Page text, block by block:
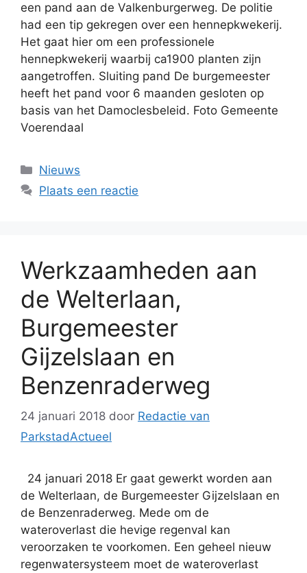
een pand aan de Valkenburgerweg. De politie
had een tip gekregen over een hennepkwekerij.
Het gaat hier om een professionele
hennepkwekerij waarbij ca1900 planten zijn
aangetroffen. Sluiting pand De burgemeester
heeft het pand voor 6 maanden gesloten op
basis van het Damoclesbeleid. Foto Gemeente
Voerendaal
Categorieën
Nieuws
Plaats een reactie
Werkzaamheden aan
de Welterlaan,
Burgemeester
Gijzelslaan en
Benzenraderweg
24 januari 2018 door Redactie van
ParkstadActueel
24 januari 2018 Er gaat gewerkt worden aan
de Welterlaan, de Burgemeester Gijzelslaan en
de Benzenraderweg. Mede om de
wateroverlast die hevige regenval kan
veroorzaken te voorkomen. Een geheel nieuw
regenwatersysteem moet de wateroverlast